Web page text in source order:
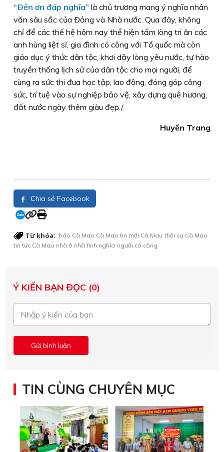
“Ðền ơn đáp nghĩa” là chủ trương mang ý nghĩa nhân
văn sâu sắc của Ðảng và Nhà nước. Qua đây, không
chỉ để các thế hệ hôm nay thể hiện tấm lòng tri ân các
anh hùng liệt sĩ, gia đình có công với Tổ quốc mà còn
giáo dục ý thức dân tộc, khơi dậy lòng yêu nước, tự hào
truyền thống lịch sử của dân tộc cho mọi người, để
cùng ra sức thi đua học tập, lao động, đóng góp công
sức, trí tuệ vào sự nghiệp bảo vệ, xây dựng quê hương,
đất nước ngày thêm giàu đẹp./.
Huyền Trang
Chia sẻ Facebook
Từ khóa: báo Cà Mau Cà Mau tin mới Cà Mau thời sự Cà Mau
tin tức Cà Mau nhà ở nhà tình nghĩa người có công
Ý KIẾN BẠN ĐỌC (0)
TIN CÙNG CHUYÊN MỤC